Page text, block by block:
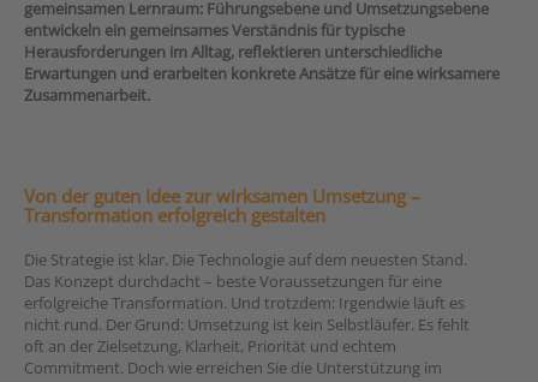
gemeinsamen Lernraum: Führungsebene und Umsetzungsebene
entwickeln ein gemeinsames Verständnis für typische
Herausforderungen im Alltag, reflektieren unterschiedliche
Erwartungen und erarbeiten konkrete Ansätze für eine wirksamere
Zusammenarbeit.
Von der guten Idee zur wirksamen Umsetzung –
Transformation erfolgreich gestalten
Die Strategie ist klar. Die Technologie auf dem neuesten Stand.
Das Konzept durchdacht – beste Voraussetzungen für eine
erfolgreiche Transformation. Und trotzdem: Irgendwie läuft es
nicht rund. Der Grund: Umsetzung ist kein Selbstläufer. Es fehlt
oft an der Zielsetzung, Klarheit, Priorität und echtem
Commitment. Doch wie erreichen Sie die Unterstützung im